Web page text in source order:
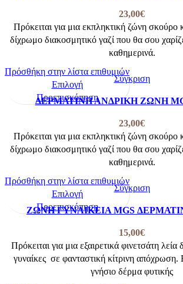
σελίδα
του
προϊόντος
23,00€
Πρόκειται για μια εκπληκτική ζώνη
δίχρωμο διακοσμητικό γαζί που θα σου
καθημερινά.
πολλαπλές
παραλλαγές.
μπορούν
να
επιλεγούν
του
προϊόντος
Σύγκριση
ΔΕΡΜΑΤΙΝΗ ΑΝΔΡΙΚΗ ΖΩΝΗ
23,00€
Πρόκειται για μια εκπληκτική ζώνη
δίχρωμο διακοσμητικό γαζί που θα σου
καθημερινά.
Πρόσθήκη στην λίστα επιθυμιών
ΕπιλογήΑυτό
το
πολλαπλές
παραλλαγές.
μπορούν
να
επιλεγούν
του
προϊόντος
Προεπισκόπηση
Σύγκριση
ΖΩΝΗ ΓΥΝΑΙΚΕΙΑ MGS
15,00€
Πρόκειται για μια εξαιρετικά φινετσάτη λεία
γυναίκες σε φανταστική κίτρινη απόχρωση.
γνήσιο δέρμα φυτικής
Πρόσθήκη στην λίστα επιθυμιών
ΕπιλογήΑυτό
το
πολλαπλές
παραλλαγές.
Οι
Προεπισκόπηση